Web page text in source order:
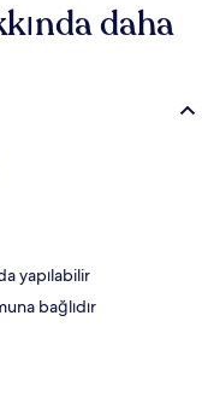
daha
yapılabilir
bağlıdır